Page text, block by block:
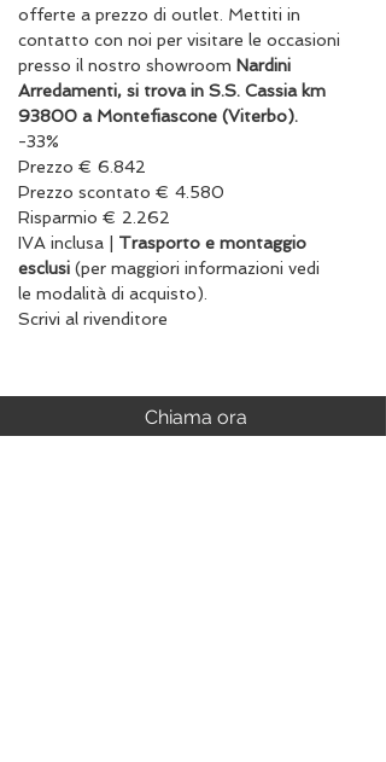
offerte a prezzo di outlet. Mettiti in
contatto con noi per visitare le occasioni
presso il nostro showroom Nardini
Arredamenti, si trova in S.S. Cassia km
93800 a Montefiascone (Viterbo).
-33%
Prezzo € 6.842
Prezzo scontato € 4.580
Risparmio € 2.262
IVA inclusa | Trasporto e montaggio
esclusi (per maggiori informazioni vedi
le modalità di acquisto).
Scrivi al rivenditore
Chiama ora